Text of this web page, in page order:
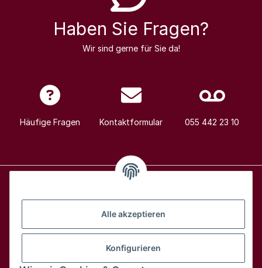
Alle akzeptieren
Konfigurieren
Haben Sie Fragen?
Wir sind gerne für Sie da!
Häufige Fragen Kontaktformular 055 442 23 10